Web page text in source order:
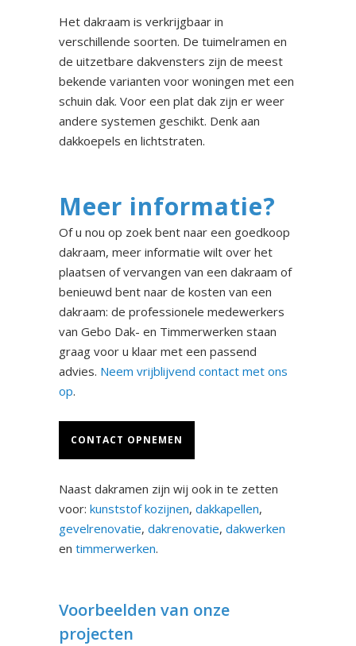
Het dakraam is verkrijgbaar in
verschillende soorten. De tuimelramen en
de uitzetbare dakvensters zijn de meest
bekende varianten voor woningen met een
schuin dak. Voor een plat dak zijn er weer
andere systemen geschikt. Denk aan
dakkoepels en lichtstraten.
Meer informatie?
Of u nou op zoek bent naar een goedkoop
dakraam, meer informatie wilt over het
plaatsen of vervangen van een dakraam of
benieuwd bent naar de kosten van een
dakraam: de professionele medewerkers
van Gebo Dak- en Timmerwerken staan
graag voor u klaar met een passend
advies. Neem vrijblijvend contact met ons
op.
CONTACT OPNEMEN
Naast dakramen zijn wij ook in te zetten
voor: kunststof kozijnen, dakkapellen,
gevelrenovatie, dakrenovatie, dakwerken
en timmerwerken.
Voorbeelden van onze
projecten